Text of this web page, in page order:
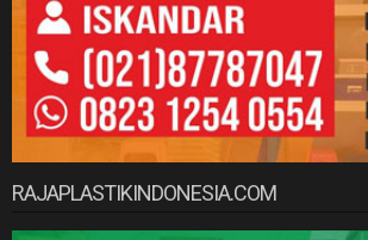
RAJAPLASTIKINDONESIA.COM